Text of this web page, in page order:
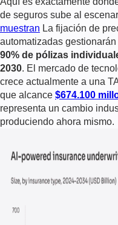
de seguros sube al
muestran La fijación de
automatizadas
90% de pólizas
2030. El mercado de
crece actualmente a una
que alcance $674.100
representa un cambio
produciendo ahora mismo.